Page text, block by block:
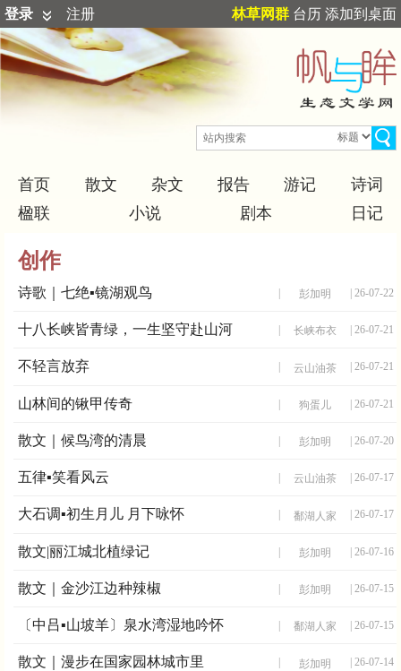
登录 注册 林草网群 台历 添加到桌面
首页 散文 杂文 报告 游记
诗词
楹联
小说 剧本 日记
创作
诗歌｜七绝▪镜湖观鸟 | 彭加明 | 26-07-22
十八长峡皆青绿，一生坚守赴山河 长峡布衣 | 26-07-21
不轻言放弃 云山油茶 | 26-07-21
山林间的锹甲传奇 | 狗蛋儿 | 26-07-21
散文｜候鸟湾的清晨 | 彭加明 | 26-07-20
五律▪笑看风云 云山油茶 | 26-07-17
大石调▪初生月儿 月下咏怀 鄱湖人家 | 26-07-17
散文|丽江城北植绿记 | 彭加明 | 26-07-16
散文｜金沙江边种辣椒 | 彭加明 | 26-07-15
〔中吕▪山坡羊〕泉水湾湿地吟怀 鄱湖人家 | 26-07-15
散文｜漫步在国家园林城市里 彭加明 | 26-07-14